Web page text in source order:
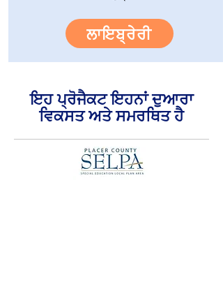
ਲਾਇਬ੍ਰੇਰੀ
ਇਹ ਪ੍ਰੋਜੈਕਟ ਇਹਨਾਂ ਦੁਆਰਾ
ਵਿਕਸਤ ਅਤੇ ਸਮਰਥਿਤ ਹੈ